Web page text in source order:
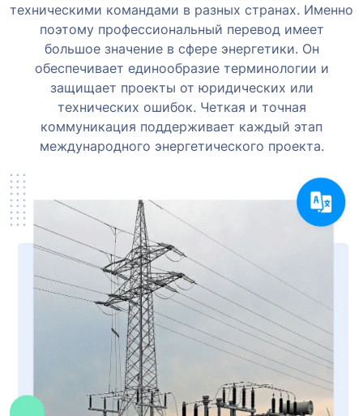
техническими командами в разных странах. Именно
поэтому профессиональный перевод имеет
большое значение в сфере энергетики. Он
обеспечивает единообразие терминологии и
защищает проекты от юридических или
технических ошибок. Четкая и точная
коммуникация поддерживает каждый этап
международного энергетического проекта.